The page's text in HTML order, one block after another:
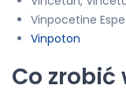
Vinpocetine
Vinpoton
Co zrobić